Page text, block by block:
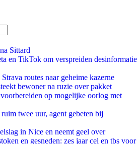
Sittard
en TikTok om verspreiden desinformatie
routes naar geheime kazerne
bewoner na ruzie over pakket
op mogelijke oorlog met
twee uur, agent gebeten bij
in Nice en neemt geel over
en gesneden: zes jaar cel en tbs voor